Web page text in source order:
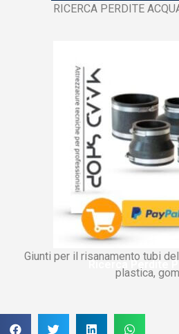
RICERCA PERDITE
Giunti per il risanamento tubi
plastica,
Ricerca Perdite